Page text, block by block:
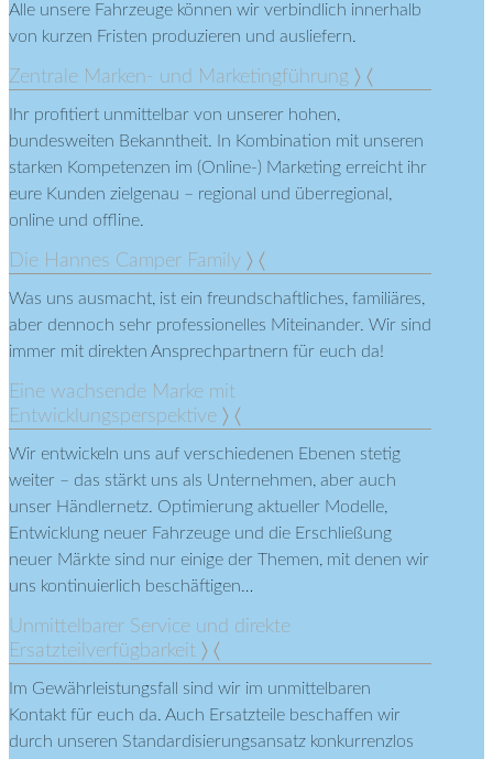
Alle unsere Fahrzeuge können wir verbindlich innerhalb
von kurzen Fristen produzieren und ausliefern.
Zentrale Marken- und Marketingführung
Ihr profitiert unmittelbar von unserer hohen,
bundesweiten Bekanntheit. In Kombination mit unseren
starken Kompetenzen im (Online-) Marketing erreicht ihr
eure Kunden zielgenau – regional und überregional,
online und offline.
Die Hannes Camper Family
Was uns ausmacht, ist ein freundschaftliches, familiäres,
aber dennoch sehr professionelles Miteinander. Wir sind
immer mit direkten Ansprechpartnern für euch da!
Eine wachsende Marke mit
Entwicklungsperspektive
Wir entwickeln uns auf verschiedenen Ebenen stetig
weiter – das stärkt uns als Unternehmen, aber auch
unser Händlernetz. Optimierung aktueller Modelle,
Entwicklung neuer Fahrzeuge und die Erschließung
neuer Märkte sind nur einige der Themen, mit denen wir
uns kontinuierlich beschäftigen…
Unmittelbarer Service und direkte
Ersatzteilverfügbarkeit
Im Gewährleistungsfall sind wir im unmittelbaren
Kontakt für euch da. Auch Ersatzteile beschaffen wir
durch unseren Standardisierungsansatz konkurrenzlos